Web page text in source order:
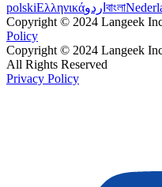
polskiΕλληνικάاردو বাংলা
Copyright © 2024 Langeek
Policy
Copyright © 2024 Langeek
All Rights Reserved
Privacy Policy